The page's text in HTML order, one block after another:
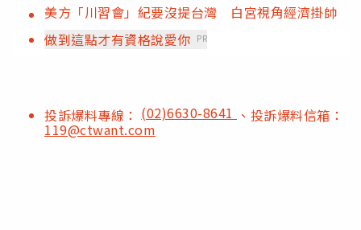
美方「川習會」紀要沒提台灣 白宮視角經濟掛帥
做到這點才有資格說愛你 PR
投訴爆料專線： (02)6630-8641 、投訴爆料信箱：
119@ctwant.com